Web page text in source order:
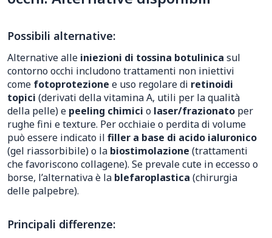
Possibili alternative:
Alternative alle iniezioni di tossina botulinica sul
contorno occhi includono trattamenti non iniettivi
come fotoprotezione e uso regolare di retinoidi
topici (derivati della vitamina A, utili per la qualità
della pelle) e peeling chimici o laser/frazionato per
rughe fini e texture. Per occhiaie o perdita di volume
può essere indicato il filler a base di acido ialuronico
(gel riassorbibile) o la biostimolazione (trattamenti
che favoriscono collagene). Se prevale cute in eccesso o
borse, l’alternativa è la blefaroplastica (chirurgia
delle palpebre).
Principali differenze: